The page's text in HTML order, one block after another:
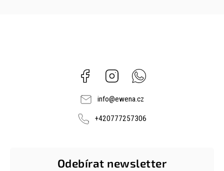
Facebook Instagram
info@ewena.cz
+420777257306
Odebírat newsletter